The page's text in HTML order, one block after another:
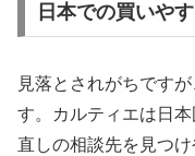
日本での買いや
見落とされがちです
す。カルティエは日
直しの相談先を見つけ